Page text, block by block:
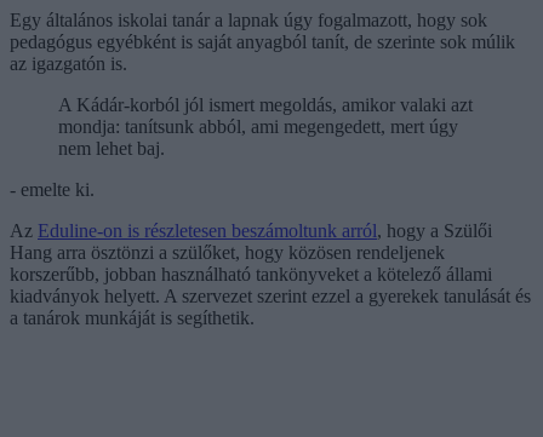
Egy általános iskolai tanár a lapnak úgy fogalmazott, hogy sok
pedagógus egyébként is saját anyagból tanít, de szerinte sok múlik
az igazgatón is.
A Kádár-korból jól ismert megoldás, amikor valaki azt
mondja: tanítsunk abból, ami megengedett, mert úgy
nem lehet baj.
- emelte ki.
Az Eduline-on is részletesen beszámoltunk arról, hogy a Szülői
Hang arra ösztönzi a szülőket, hogy közösen rendeljenek
korszerűbb, jobban használható tankönyveket a kötelező állami
kiadványok helyett. A szervezet szerint ezzel a gyerekek tanulását és
a tanárok munkáját is segíthetik.